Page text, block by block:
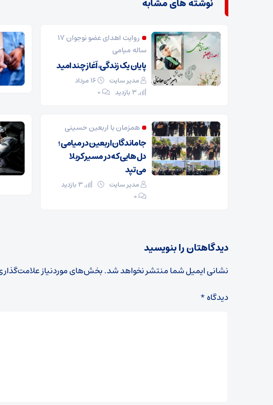
نوشته های مشابه
روایت اهدای عضو نوجوان ۱۷
ساله میامی
پایان یک زندگی، آغاز چند امید
مدیر سایت
۰
همزمان با اربعین حسینی
جاماندگان اربعین در میامی؛
دل‌هایی که در مسیر کربلا
می‌تپد
مدیر سایت
۰
دیدگاهتان را بنویسید
نشانی ایمیل شما منتشر نخواهد شد.بخش‌های موردنیاز
دیدگاه*